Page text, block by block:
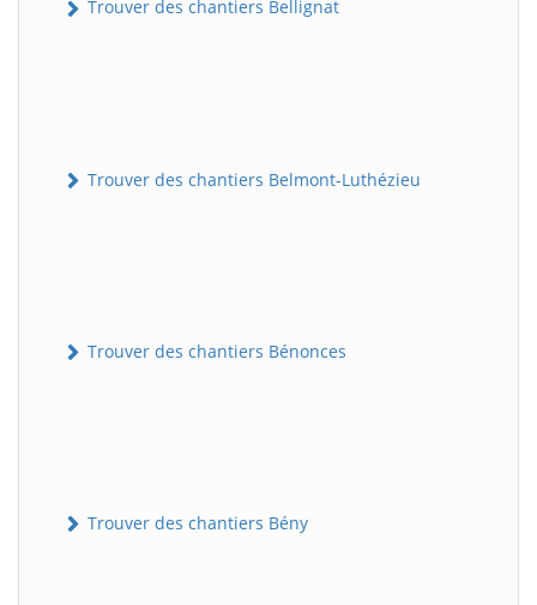
Trouver des chantiers Bellignat
Trouver des chantiers Belmont-Luthézieu
Trouver des chantiers Bénonces
Trouver des chantiers Bény